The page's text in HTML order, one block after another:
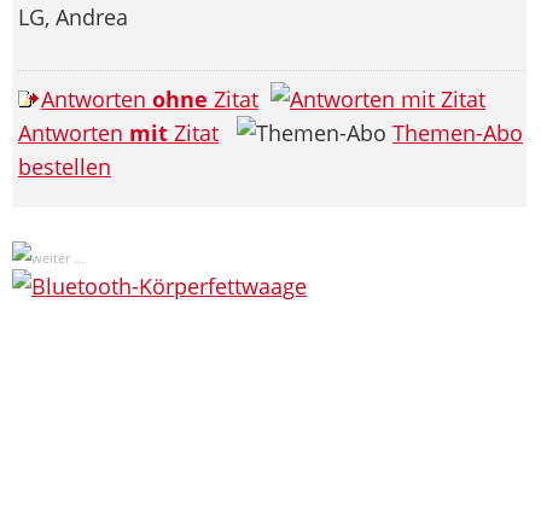
LG, Andrea
Antworten ohne Zitat
Antworten mit Zitat
Themen-Abo
bestellen